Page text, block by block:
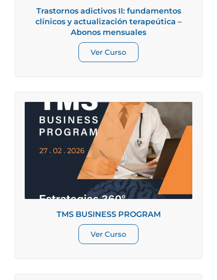
Trastornos adictivos II: fundamentos
clínicos y actualización terapeútica –
Abonos mensuales
Ver Curso
TMS BUSINESS PROGRAM
Ver Curso